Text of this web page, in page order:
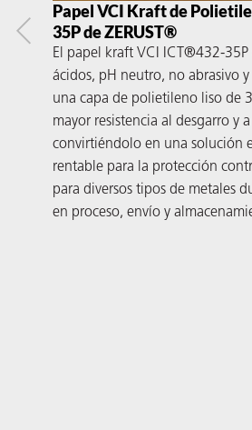
Papel VCI Kraft de
35P de ZERUST®
El papel kraft VCI ICT®432-35P
ácidos, pH neutro, no abrasivo
una capa de polietileno liso de
mayor resistencia al desgarro y
convirtiéndolo en una solución
rentable para la protección
para diversos tipos de metales
en proceso, envío y